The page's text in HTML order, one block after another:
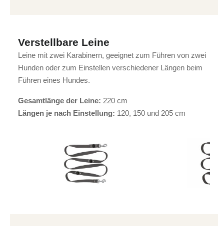
Verstellbare Leine
Leine mit zwei Karabinern, geeignet zum Führen von zwei
Hunden oder zum Einstellen verschiedener Längen beim
Führen eines Hundes.
Gesamtlänge der Leine: 220 cm
Längen je nach Einstellung: 120, 150 und 205 cm